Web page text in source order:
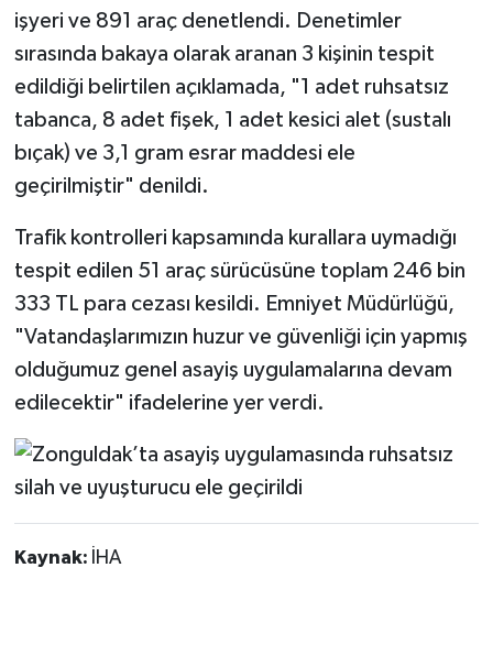
işyeri ve 891 araç denetlendi. Denetimler
sırasında bakaya olarak aranan 3 kişinin tespit
edildiği belirtilen açıklamada, "1 adet ruhsatsız
tabanca, 8 adet fişek, 1 adet kesici alet (sustalı
bıçak) ve 3,1 gram esrar maddesi ele
geçirilmiştir" denildi.
Trafik kontrolleri kapsamında kurallara uymadığı
tespit edilen 51 araç sürücüsüne toplam 246 bin
333 TL para cezası kesildi. Emniyet Müdürlüğü,
"Vatandaşlarımızın huzur ve güvenliği için yapmış
olduğumuz genel asayiş uygulamalarına devam
edilecektir" ifadelerine yer verdi.
Kaynak: İHA
Politika
Resmi İlan
Röportaj
Sağlık
SİYASET
Spor
Ulusal
Yaşam